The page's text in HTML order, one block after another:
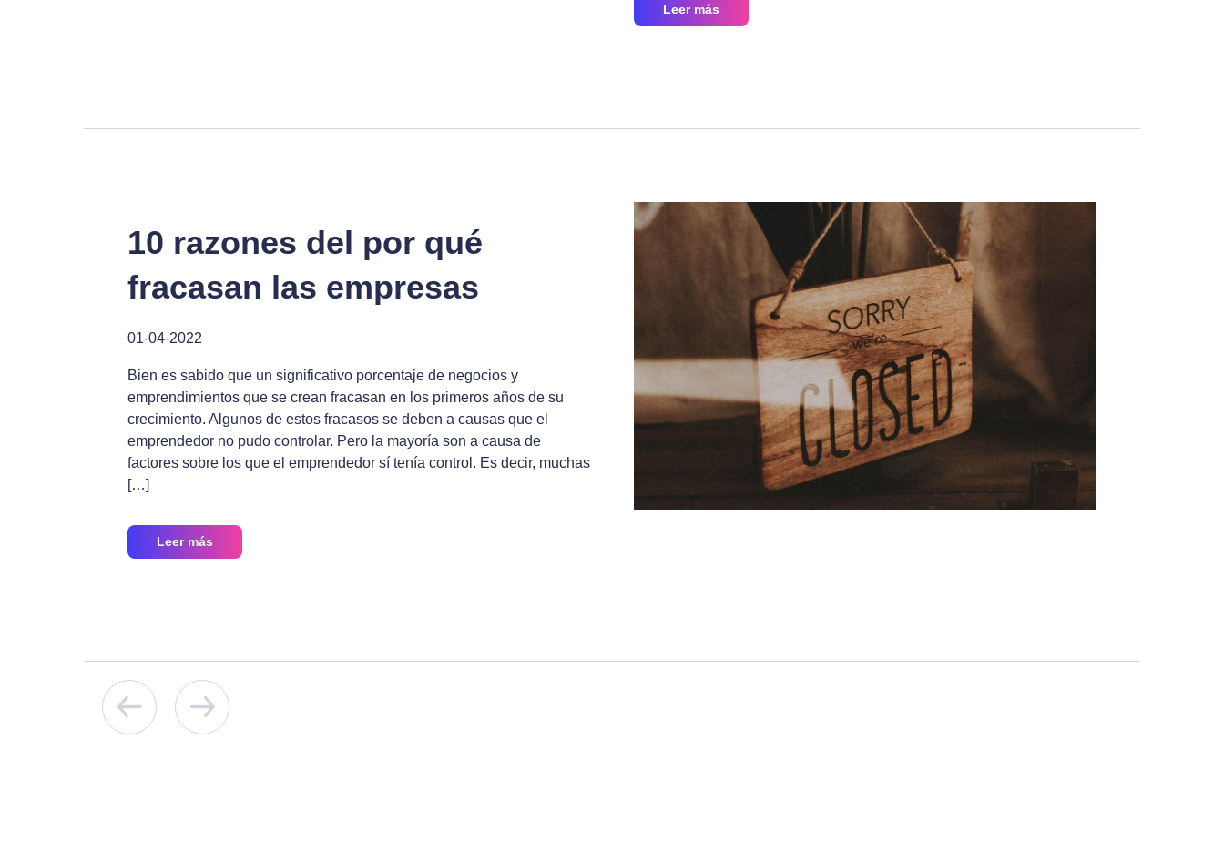
Leer más
10 razones del por qué
fracasan las empresas
01-04-2022
Bien es sabido que un significativo porcentaje de negocios y
emprendimientos que se crean fracasan en los primeros años de su
crecimiento. Algunos de estos fracasos se deben a causas que el
emprendedor no pudo controlar. Pero la mayoría son a causa de
factores sobre los que el emprendedor sí tenía control. Es decir, muchas
[…]
Leer más